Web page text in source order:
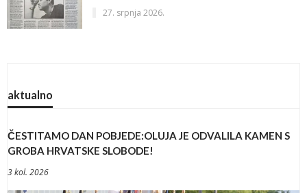
27. srpnja 2026.
aktualno
ČESTITAMO DAN POBJEDE:OLUJA JE ODVALILA KAMEN S
GROBA HRVATSKE SLOBODE!
3 kol. 2026